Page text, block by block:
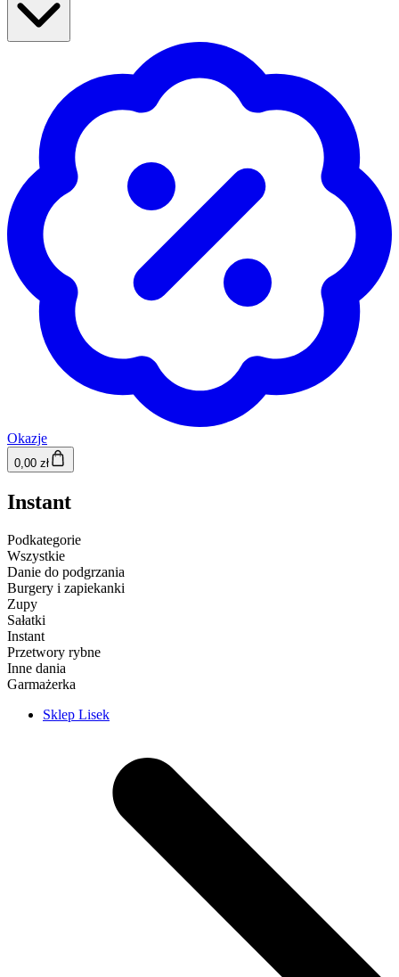
Okazje
0,00 zł
Instant
Podkategorie
Wszystkie
Danie do podgrzania
Burgery i zapiekanki
Zupy
Sałatki
Instant
Przetwory rybne
Inne dania
Garmażerka
Sklep Lisek